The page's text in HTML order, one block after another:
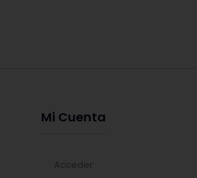
Mi Cuenta
Acceder